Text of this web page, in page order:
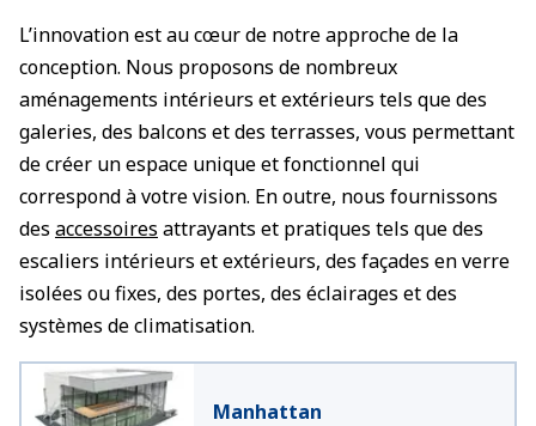
L’innovation est au cœur de notre approche de la
conception. Nous proposons de nombreux
aménagements intérieurs et extérieurs tels que des
galeries, des balcons et des terrasses, vous permettant
de créer un espace unique et fonctionnel qui
correspond à votre vision. En outre, nous fournissons
des accessoires attrayants et pratiques tels que des
escaliers intérieurs et extérieurs, des façades en verre
isolées ou fixes, des portes, des éclairages et des
systèmes de climatisation.
Manhattan